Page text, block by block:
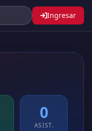
Ingresar
0
ASIST.